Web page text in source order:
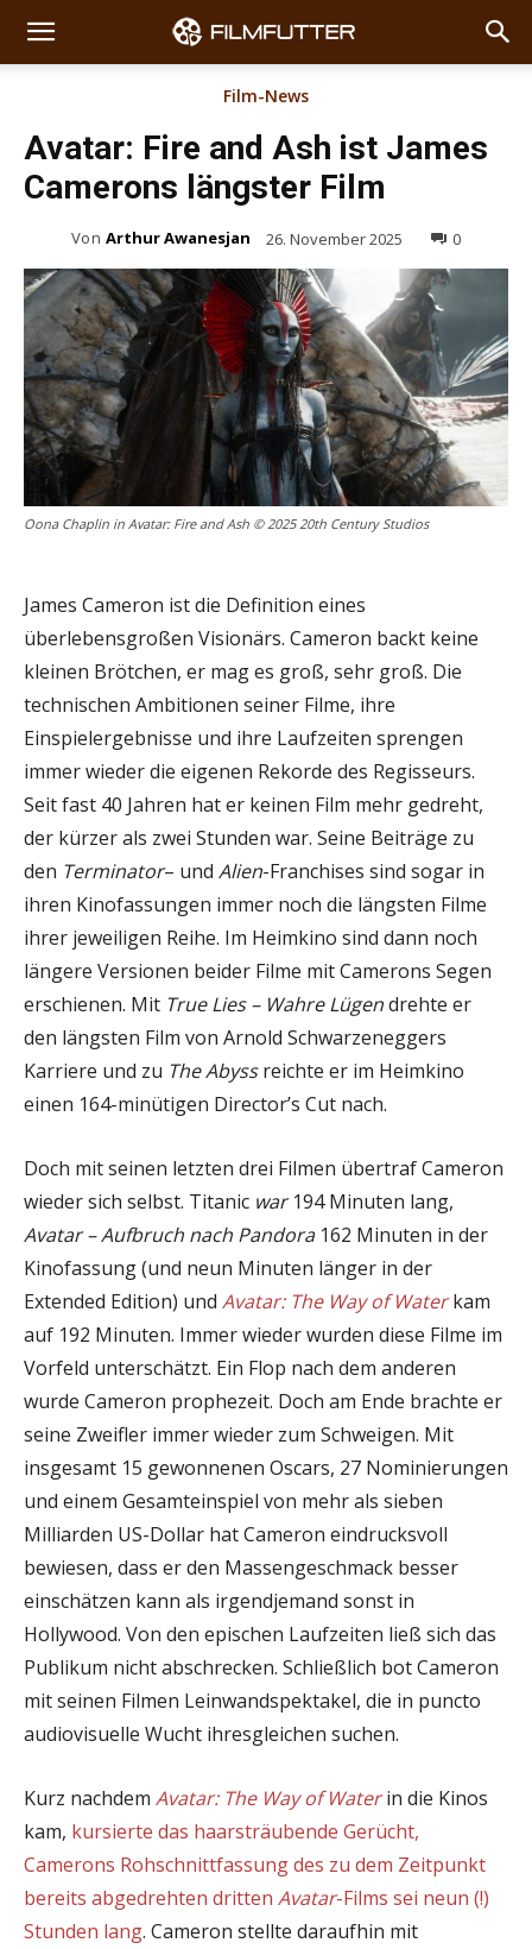
Film-News
Avatar: Fire and Ash ist James
Camerons längster Film
Von Arthur Awanesjan 26. November 2025 0
Oona Chaplin in Avatar: Fire and Ash © 2025 20th Century Studios
James Cameron ist die Definition eines
überlebensgroßen Visionärs. Cameron backt keine
kleinen Brötchen, er mag es groß, sehr groß. Die
technischen Ambitionen seiner Filme, ihre
Einspielergebnisse und ihre Laufzeiten sprengen
immer wieder die eigenen Rekorde des Regisseurs.
Seit fast 40 Jahren hat er keinen Film mehr gedreht,
der kürzer als zwei Stunden war. Seine Beiträge zu
den Terminator– und Alien-Franchises sind sogar in
ihren Kinofassungen immer noch die längsten Filme
ihrer jeweiligen Reihe. Im Heimkino sind dann noch
längere Versionen beider Filme mit Camerons Segen
erschienen. Mit True Lies – Wahre Lügendrehte er
den längsten Film von Arnold Schwarzeneggers
Karriere und zu The Abyssreichte er im Heimkino
einen 164-minütigen Director’s Cut nach.
Doch mit seinen letzten drei Filmen übertraf Cameron
wieder sich selbst. Titanic war194 Minuten lang,
Avatar – Aufbruch nach Pandora162 Minuten in der
Kinofassung (und neun Minuten länger in der
Extended Edition) und Avatar: The Way of Waterkam
auf 192 Minuten. Immer wieder wurden diese Filme im
Vorfeld unterschätzt. Ein Flop nach dem anderen
wurde Cameron prophezeit. Doch am Ende brachte er
seine Zweifler immer wieder zum Schweigen. Mit
insgesamt 15 gewonnenen Oscars, 27 Nominierungen
und einem Gesamteinspiel von mehr als sieben
Milliarden US-Dollar hat Cameron eindrucksvoll
bewiesen, dass er den Massengeschmack besser
einschätzen kann als irgendjemand sonst in
Hollywood. Von den epischen Laufzeiten ließ sich das
Publikum nicht abschrecken. Schließlich bot Cameron
mit seinen Filmen Leinwandspektakel, die in puncto
audiovisuelle Wucht ihresgleichen suchen.
Kurz nachdem Avatar: The Way of Waterin die Kinos
kam, kursierte das haarsträubende Gerücht,
Camerons Rohschnittfassung des zu dem Zeitpunkt
bereits abgedrehten dritten Avatar-Films sei neun (!)
Stunden lang. Cameron stellte daraufhin mit